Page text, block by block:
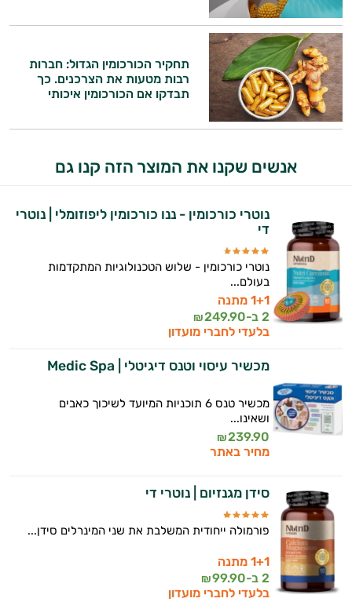
תחקיר הכורכומין הגדול: חברות
רבות מטעות את הצרכנים. כך
תבדקו אם הכורכומין איכותי
אנשים שקנו את המוצר הזה קנו גם
נוטרי כורכומין - ננו כורכומין ליפוזומלי | נוטרי
די
נוטרי כורכומין - שלוש הטכנולוגיות המתקדמות
בעולם...
1+1 מתנה
2 ב-
249.90
₪
בלעדי לחברי מועדון
מכשיר עיסוי וטנס דיגיטלי | Medic Spa
מכשיר טנס 6 תוכניות המיועד לשיכוך כאבים
ושאינו...
239.90
₪
מחיר באתר
סידן מגנזיום | נוטרי די
פורמולה ייחודית המשלבת את שני המינרלים סידן...
1+1 מתנה
2 ב-
99.90
₪
בלעדי לחברי מועדון
היי,
התשובות שלי מבוססות על מאגרי מידע קליניים
וספרות מקצועית בתחומי הרפואה הטבעית
ותזונת הספורט.
אני כאן כדי לעזור לך להתאים את תוספי
התזונה ומוצרי הבריאות המדויקים למטרות
ולמצב הגופני שלך, ולהסביר לך אילו רכיבים
יום וגם בתחום הכושר והספורט.
המטרה שלי היא להתאים עבורך המלצות
אישיות מבוססות מדעית.
זה הזמן להתחיל. איך אוכל לעזור?